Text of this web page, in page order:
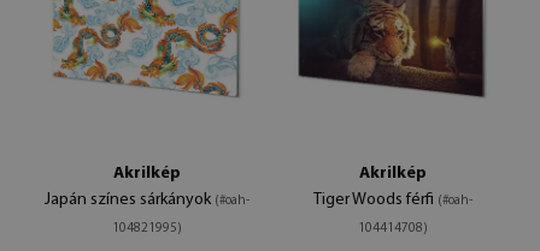
Akrilkép
Japán színes sárkányok (#oah-
104821995)
Akrilkép
Tiger Woods férfi (#oah-
104414708)